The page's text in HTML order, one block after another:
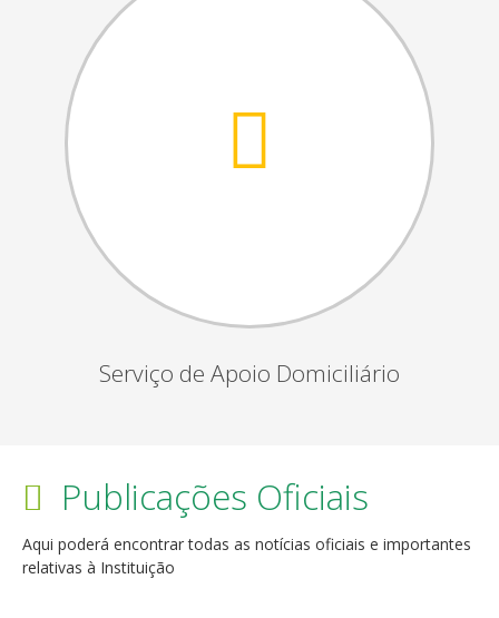
Serviço de Apoio Domiciliário
Publicações Oficiais
Aqui poderá encontrar todas as notícias oficiais e importantes
relativas à Instituição